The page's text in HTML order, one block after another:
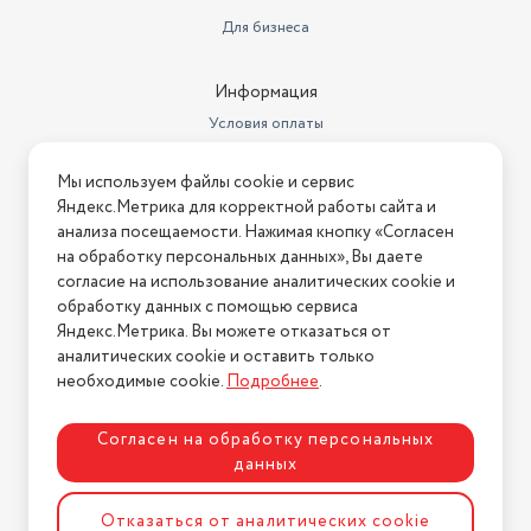
5 лет
1 г.
Для бизнеса
Информация
Условия оплаты
Условия возврата
Нашли ошибку на сайте? Напишите нам
2026 © Интернет-магазин "АстМаркет". У нас есть всё!
Политика конфиденциальности
Разработка сайтаASTDESIGN
Мы используем файлы cookie и сервис
Яндекс.Метрика для корректной работы сайта и
анализа посещаемости. Нажимая кнопку «Согласен
на обработку персональных данных», Вы даете
согласие на использование аналитических cookie и
обработку данных с помощью сервиса
Яндекс.Метрика. Вы можете отказаться от
аналитических cookie и оставить только
необходимые cookie.Подробнее.
Согласен на обработку персональных
данных
Отказаться от аналитических cookie